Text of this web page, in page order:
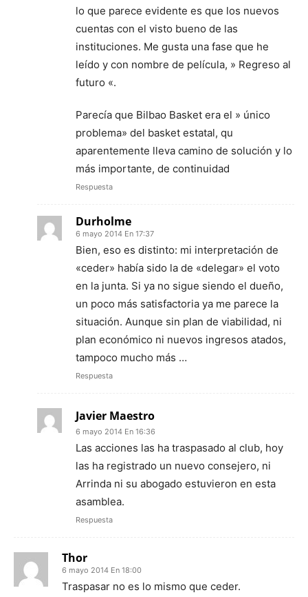
lo que parece evidente es que los nuevos
cuentas con el visto bueno de las
instituciones. Me gusta una fase que he
leído y con nombre de película, » Regreso al
futuro «.
Parecía que Bilbao Basket era el » único
problema» del basket estatal, qu
aparentemente lleva camino de solución y lo
más importante, de continuidad
Respuesta
Durholme
6 mayo 2014 En 17:37
Bien, eso es distinto: mi interpretación de
«ceder» había sido la de «delegar» el voto
en la junta. Si ya no sigue siendo el dueño,
un poco más satisfactoria ya me parece la
situación. Aunque sin plan de viabilidad, ni
plan económico ni nuevos ingresos atados,
tampoco mucho más …
Respuesta
Javier Maestro
6 mayo 2014 En 16:36
Las acciones las ha traspasado al club, hoy
las ha registrado un nuevo consejero, ni
Arrinda ni su abogado estuvieron en esta
asamblea.
Respuesta
Thor
6 mayo 2014 En 18:00
Traspasar no es lo mismo que ceder.